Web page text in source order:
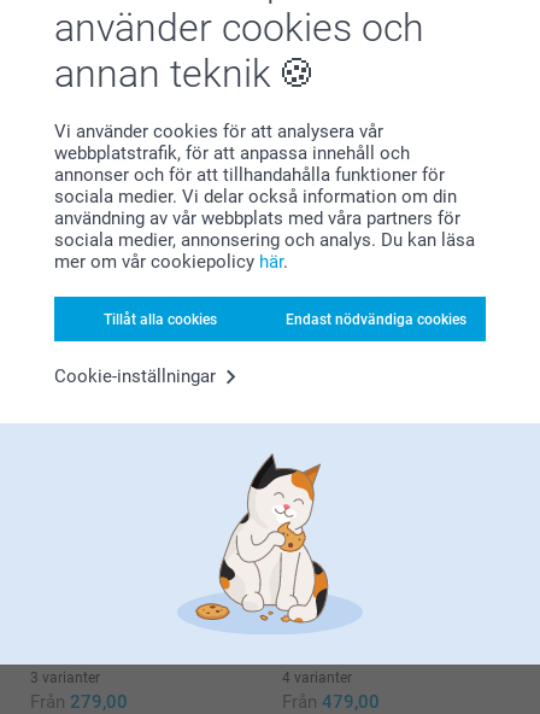
använder cookies och
annan teknik
Vi använder cookies för att analysera vår
webbplatstrafik, för att anpassa innehåll och
annonser och för att tillhandahålla funktioner för
sociala medier. Vi delar också information om din
användning av vår webbplats med våra partners för
sociala medier, annonsering och analys. Du kan läsa
mer om vår cookiepolicy här.
Tillåt alla cookies Endast nödvändiga cookies
Cookie-inställningar
glada att ha dig som kund!
🩵-liga hälsningar
Kirsi @smartphoto
2025-09-18
2025-09-19
10:54
Hej Natali!
Stort tack för dina ⭐️⭐️⭐️⭐️⭐️ och omdöme, vi är glada
att du är nöjd med din skärbräda och hoppas den är
till nytta för er en långt id framöver!
Vi önskar dig en fin helg!
Varma hälsningar,
Miia @smartphoto
Emma,
2024-11-20
Visa mer
Relaterade produkter
Keramikskål
2 varianter
229,00
(34 omdömen)
3 varianter
Från 279,00
4 varianter
Från 479,00